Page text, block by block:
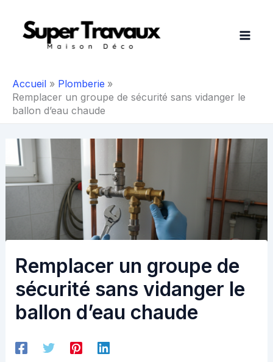
contenu
Accueil
Plomberie
Remplacer un groupe de sécurité sans vidanger le
ballon d’eau chaude
Remplacer un groupe de
sécurité sans vidanger le
ballon d’eau chaude